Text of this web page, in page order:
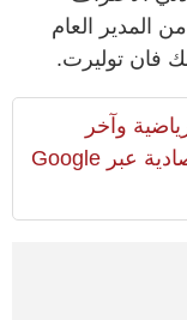
المدير العام
فان توليرت.
وآخر
المستجدات السياسية والإقتصادية عبر Google